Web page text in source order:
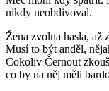
nikdy neobdivoval.
Žena zvolna hasla, až
Musí to být anděl,
Cokoliv Černout
co by na něj měli